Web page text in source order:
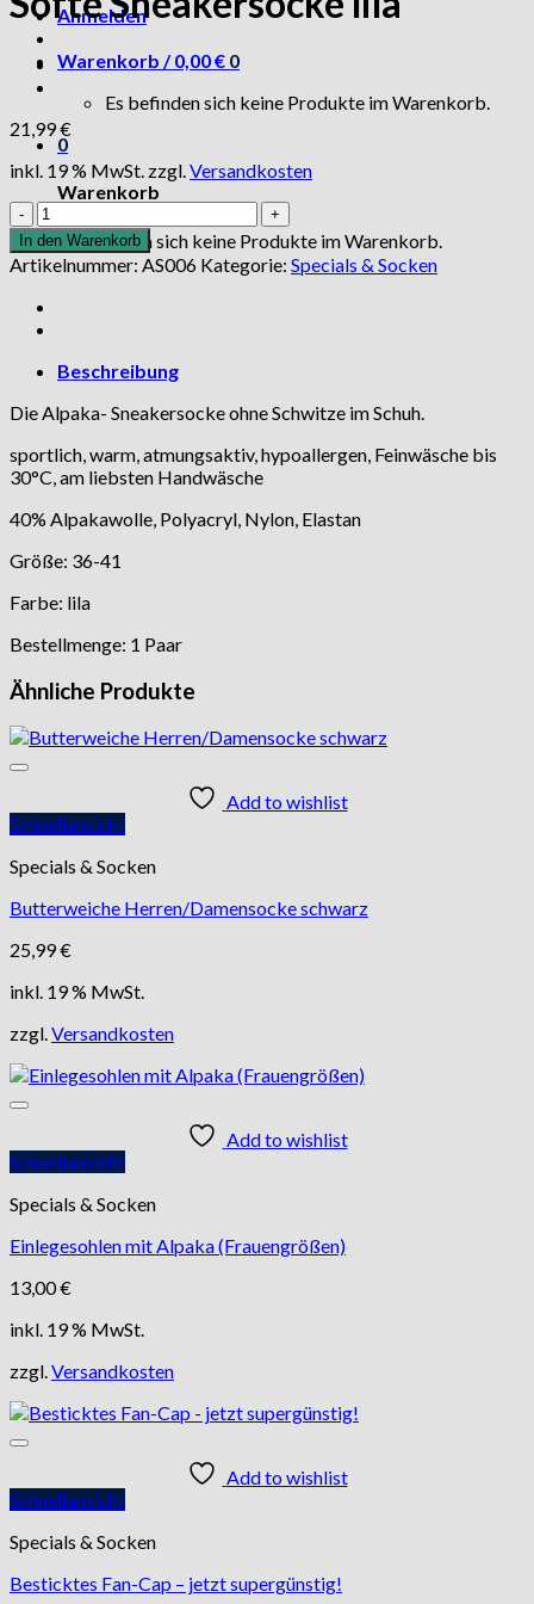
Anmelden
Warenkorb /0,00€ 0
Es befinden sich keine Produkte im Warenkorb.
0
Warenkorb
Es befinden sich keine Produkte im Warenkorb.
21,99€
inkl. 19 % MwSt. zzgl.Versandkosten
Softe
Sneakersocke
lila
Menge
In den Warenkorb
Artikelnummer: AS006 Kategorie: Specials & Socken
Beschreibung
Die Alpaka- Sneakersocke ohne Schwitze im Schuh.
sportlich, warm, atmungsaktiv, hypoallergen, Feinwäsche bis
30°C, am liebsten Handwäsche
40% Alpakawolle, Polyacryl, Nylon, Elastan
Größe: 36-41
Farbe: lila
Bestellmenge: 1 Paar
Ähnliche Produkte
Add to wishlist
Schnellansicht
Specials & Socken
Butterweiche Herren/Damensocke schwarz
25,99€
inkl. 19 % MwSt.
zzgl.Versandkosten
Add to wishlist
Schnellansicht
Specials & Socken
Einlegesohlen mit Alpaka (Frauengrößen)
13,00€
inkl. 19 % MwSt.
zzgl.Versandkosten
Add to wishlist
Schnellansicht
Specials & Socken
Besticktes Fan-Cap – jetzt supergünstig!